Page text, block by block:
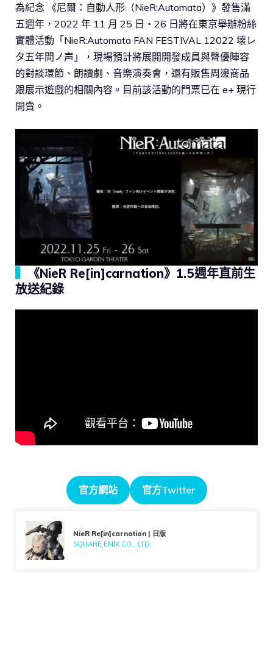
為紀念 《尼爾：自動人形（NieR:Automata）》發售滿
五週年，2022 年 11 月 25 日・26 日將在東京舉辦粉絲
實體活動「NieR:Automata FAN FESTIVAL 12022 壊レ
タ五年間ノ声」，現場預計將展開開發成員與聲優陣容
的對談環節、朗讀劇、音樂演奏會，還有販售周邊商品
跟展示遊戲的相關內容。目前該活動的門票已在 e+ 現行
開賣。
《NieR Re[in]carnation》1.5週年直前生
放送紀錄
官方網站 官方Twitter
NieR Re[in]carnation | 日版
SQUARE ENIX CO., LTD.